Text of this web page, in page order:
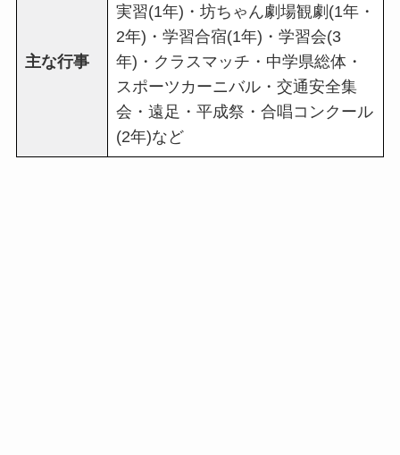
主な行事
実習(1年)・坊ちゃん劇場観劇(1年・
2年)・学習合宿(1年)・学習会(3
年)・クラスマッチ・中学県総体・
スポーツカーニバル・交通安全集
会・遠足・平成祭・合唱コンクール
(2年)など